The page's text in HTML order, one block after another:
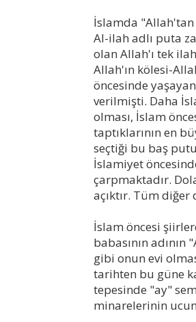
İslamda "Allah'tan
Al-ilah adlı puta
olan Allah'ı tek
Allah'ın kölesi-
öncesinde
verilmişti. Daha
olması, İslam
taptıklarının en
seçtiği bu baş
İslamiyet
çarpmaktadır.
açıktır. Tüm
İslam öncesi
babasının
gibi onun evi
tarihten bu güne
tepesinde "ay"
minarelerinin